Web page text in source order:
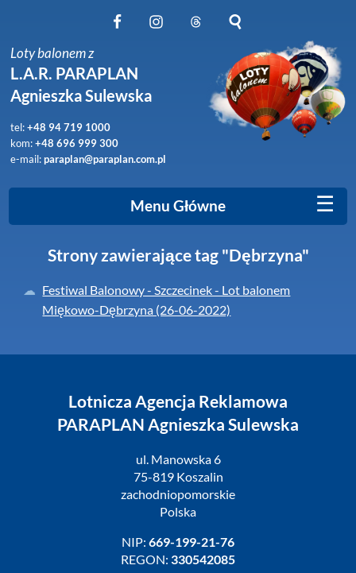
Obserwuj nas na Instagram
Obserwuj nas na Threads
Szukaj na stronie
Loty balonem z
L.A.R. PARAPLAN
Agnieszka Sulewska
tel:+48 94 719 1000
kom:+48 696 999 300
e-mail:paraplan@paraplan.com.pl
Menu Główne ☰
Strony zawierające tag "Dębrzyna"
Festiwal Balonowy - Szczecinek - Lot balonem
Miękowo-Dębrzyna (26-06-2022)
Lotnicza Agencja Reklamowa
PARAPLAN Agnieszka Sulewska
ul. Manowska 6
75-819 Koszalin
zachodniopomorskie
Polska
NIP: 669-199-21-76
REGON: 330542085